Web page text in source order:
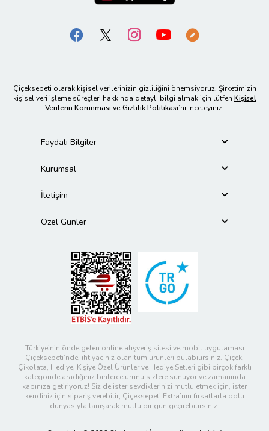
Çiçeksepeti olarak kişisel verilerinizin gizliliğini önemsiyoruz. Şirketimizin
kişisel veri işleme süreçleri hakkında detaylı bilgi almak için lütfen Kişisel
Verilerin Korunması ve Gizlilik Politikası’nı inceleyiniz.
Faydalı Bilgiler
Kurumsal
İletişim
Özel Günler
Türkiye’nin önde gelen online alışveriş sitesi ve mobil uygulaması
Çiçeksepeti’nde, ihtiyacınız olan tüm ürünleri bulabilirsiniz. Çiçek,
Çikolata, Hediye, Kişiye Özel Ürünler ve Hediye Setleri gibi birçok farklı
kategoride aradığınız binlerce ürünü sizlere sunuyor ve zamanında
kapınıza getiriyoruz! Siz de ister sevdiklerinizi mutlu etmek için, ister
kendiniz için sipariş verebilir; Çiçeksepeti Extra’nın fırsatlarla dolu
dünyasıyla tanışarak mutlu bir gün geçirebilirsiniz.